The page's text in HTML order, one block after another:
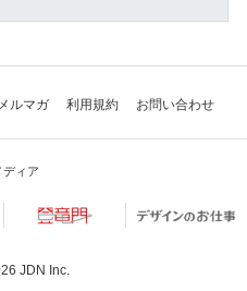
メルマガ 利用規約 お問い合わせ
ディア
JDN Inc.